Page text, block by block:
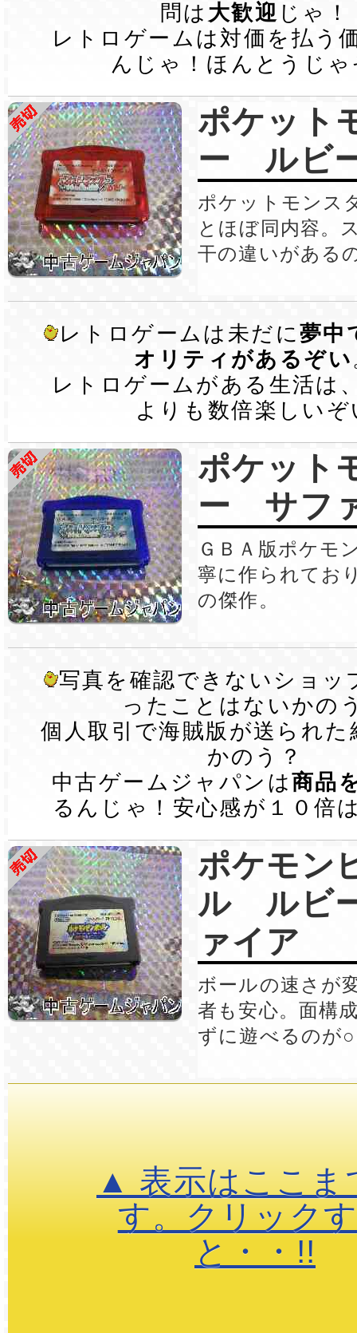
問は 大歓迎 じゃ！
レトロゲームは対価を払う
んじゃ！ほんとうじゃ
ポケット
ー ルビ
ポケットモンス
とほぼ同内容。
干の違いがある
レトロゲームは未だに夢中
オリティがあるぞい
レトロゲームがある生活は
よりも数倍楽しいぞ
ポケット
ー サフ
ＧＢＡ版ポケモ
寧に作られてお
の傑作。
写真を確認できないショッ
ったことはないかの
個人取引で海賊版が送られ
かのう？
中古ゲームジャパンは商品
るんじゃ！安心感が１０倍
ポケモン
ル ルビ
ァイア
ボールの速さが
者も安心。面構
ずに遊べるのが○
▲ 表示はここま
す。クリック
と・・!!